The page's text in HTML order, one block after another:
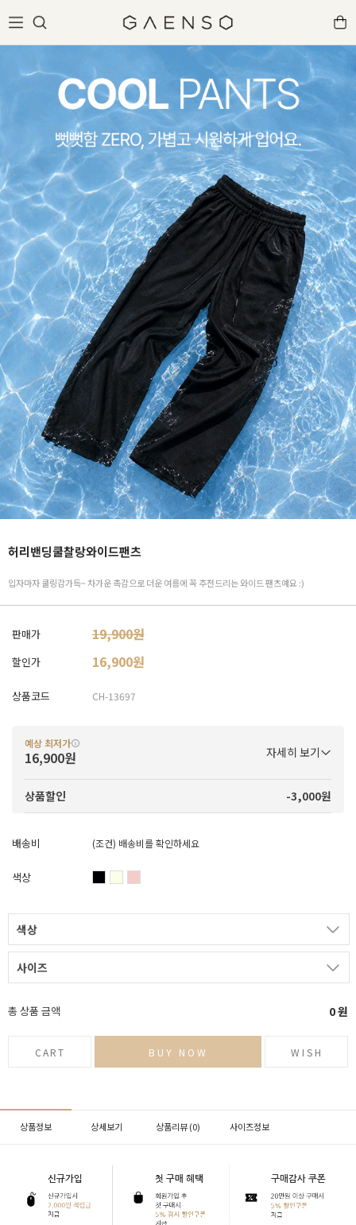
허리밴딩쿨찰랑와이드팬츠
입자마자 쿨링감가득~ 차가운 촉감으로 더운 여름에 꼭 추천드리는 와이드 팬츠예요 :)
판매가 19,900원
할인가 16,900원
상품코드 CH-13697
예상 최저가
16,900원 자세히 보기
상품할인 -3,000원
배송비 (조건) 배송비를 확인하세요
색상
색상
사이즈
총 상품 금액 0원
CART BUY NOW WISH
상품정보 상세보기 상품리뷰 (0) 사이즈정보